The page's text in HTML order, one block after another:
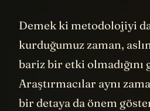
Demek ki metodolojiyi
kurduğumuz zaman,
bariz bir etki olmadığını
Araştırmacılar aynı
bir detaya da önem